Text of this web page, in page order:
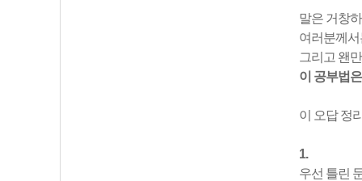
말은 거창
여러분께
그리고 왠
이 공부법
이 오답 정
1.
우선 틀린